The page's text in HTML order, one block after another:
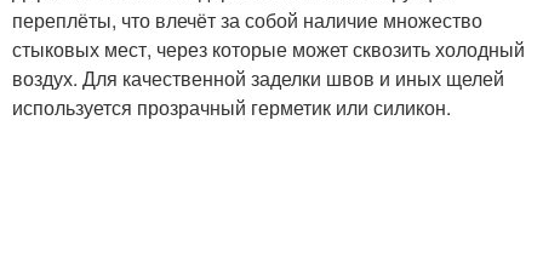
переплёты, что влечёт за собой наличие множество
стыковых мест, через которые может сквозить холодный
воздух. Для качественной заделки швов и иных щелей
используется прозрачный герметик или силикон.